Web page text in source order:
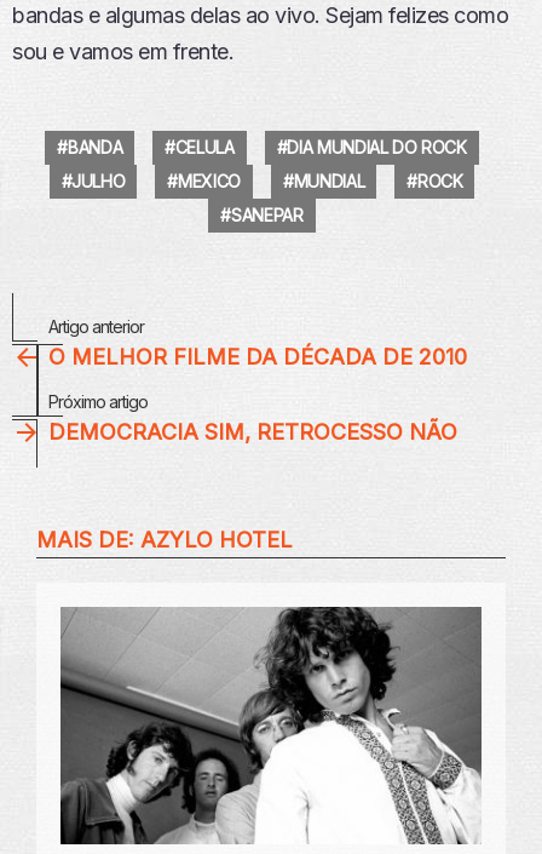
bandas e algumas delas ao vivo. Sejam felizes como
sou e vamos em frente.
BANDA CELULA
DIA MUNDIAL DO ROCK
JULHO
MEXICO MUNDIAL
ROCK
SANEPAR
MaisArtigo anterior
O MELHOR FILME DA DÉCADA DE 2010
Próximo artigo
DEMOCRACIA SIM, RETROCESSO NÃO
MAIS DE: AZYLO HOTEL